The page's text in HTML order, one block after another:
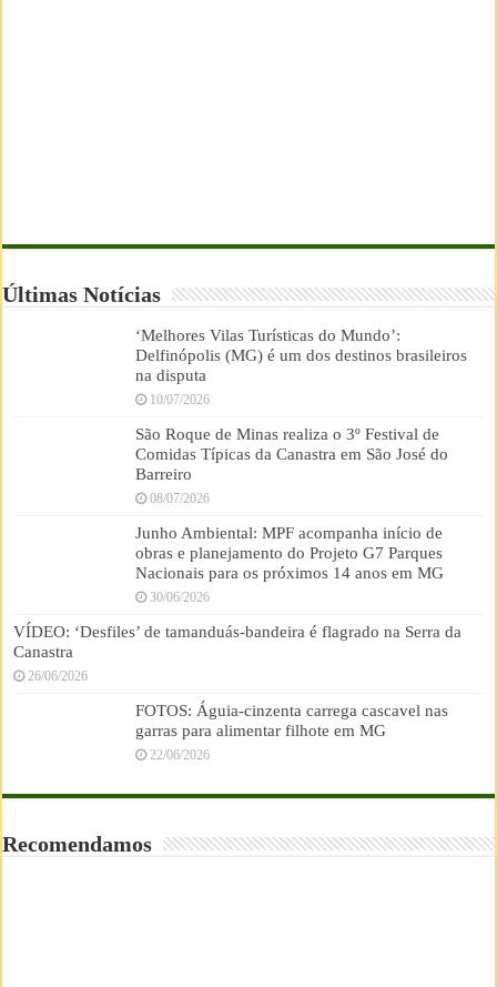
Últimas Notícias
‘Melhores Vilas Turísticas do Mundo’:
Delfinópolis (MG) é um dos destinos brasileiros
na disputa
10/07/2026
São Roque de Minas realiza o 3º Festival de
Comidas Típicas da Canastra em São José do
Barreiro
08/07/2026
Junho Ambiental: MPF acompanha início de
obras e planejamento do Projeto G7 Parques
Nacionais para os próximos 14 anos em MG
30/06/2026
VÍDEO: ‘Desfiles’ de tamanduás-bandeira é flagrado na Serra da
Canastra
26/06/2026
FOTOS: Águia-cinzenta carrega cascavel nas
garras para alimentar filhote em MG
22/06/2026
Recomendamos